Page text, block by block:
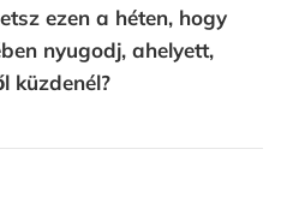
ezen a héten, hogy
nyugodj, ahelyett,
küzdenél?